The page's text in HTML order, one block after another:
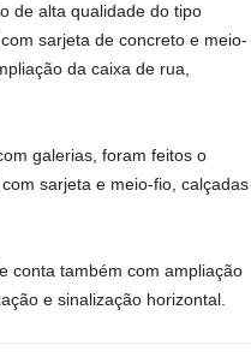
de alta qualidade do tipo
sarjeta de concreto e meio-
da caixa de rua,
galerias, foram feitos o
sarjeta e meio-fio, calçadas
conta também com ampliação
e sinalização horizontal.